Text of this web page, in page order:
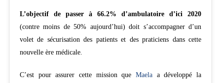
L’objectif de passer à
66.2% d’ambulatoire d’ici 2020
(contre moins de 50% aujourd’hui) doit s’accompagner d’un
volet de sécurisation des patients et des praticiens dans cette
nouvelle ère médicale.
C’est pour assurer cette mission que Maela a développé la